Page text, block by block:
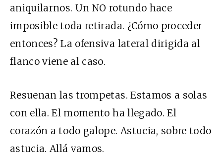
aniquilarnos. Un NO rotundo hace
imposible toda retirada. ¿Cómo proceder
entonces? La ofensiva lateral dirigida al
flanco viene al caso.
Resuenan las trompetas. Estamos a solas
con ella. El momento ha llegado. El
corazón a todo galope. Astucia, sobre todo
astucia. Allá vamos.